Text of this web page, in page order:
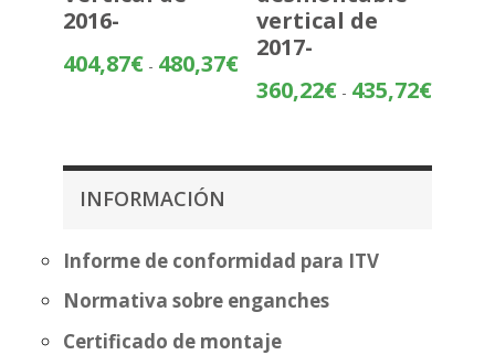
2016-
404,87€ - 480,37€Rango
vertical de
2017-
360,22€ - 435,72€Rango
INFORMACIÓN
Informe de conformidad para ITV
Normativa sobre enganches
Certificado de montaje